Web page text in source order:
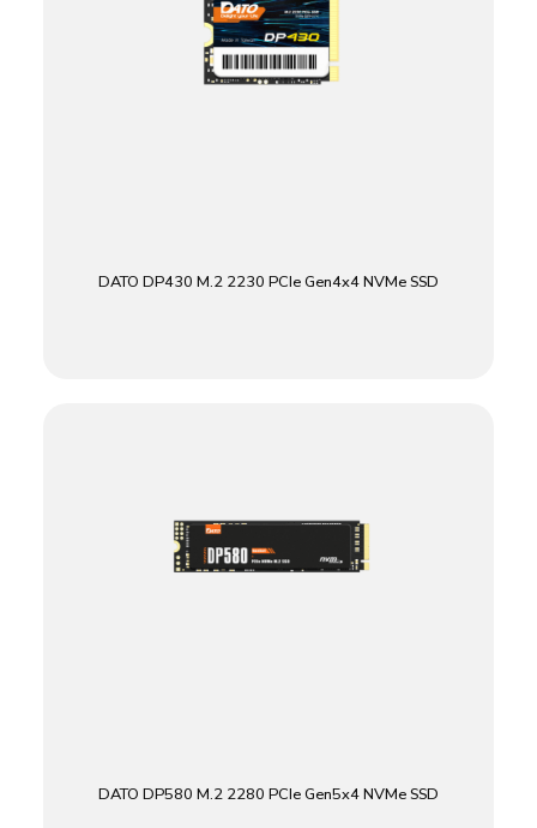
DATO DP430 M.2 2230 PCIe Gen4x4 NVMe SSD
DATO DP580 M.2 2280 PCIe Gen5x4 NVMe SSD